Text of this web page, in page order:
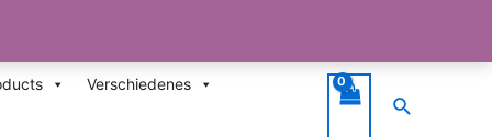
Verschiedenes
Suche